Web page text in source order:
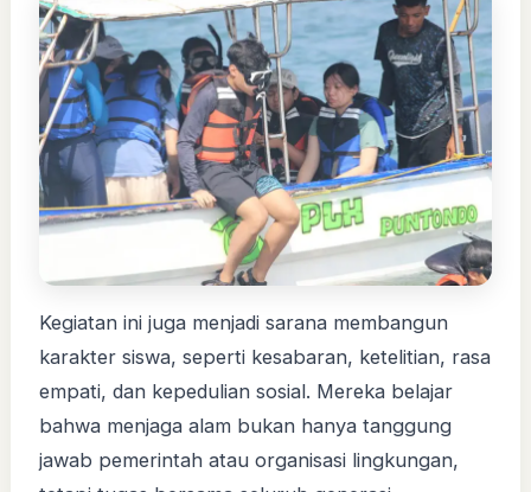
Kegiatan ini juga menjadi sarana membangun
karakter siswa, seperti kesabaran, ketelitian, rasa
empati, dan kepedulian sosial. Mereka belajar
bahwa menjaga alam bukan hanya tanggung
jawab pemerintah atau organisasi lingkungan,